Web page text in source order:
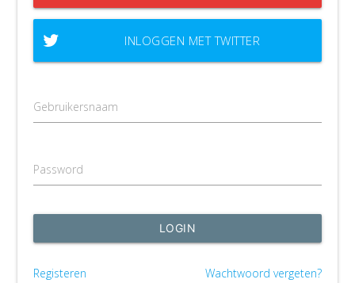
INLOGGEN MET TWITTER
Gebruikersnaam
Password
LOGIN
Registeren Wachtwoord vergeten?